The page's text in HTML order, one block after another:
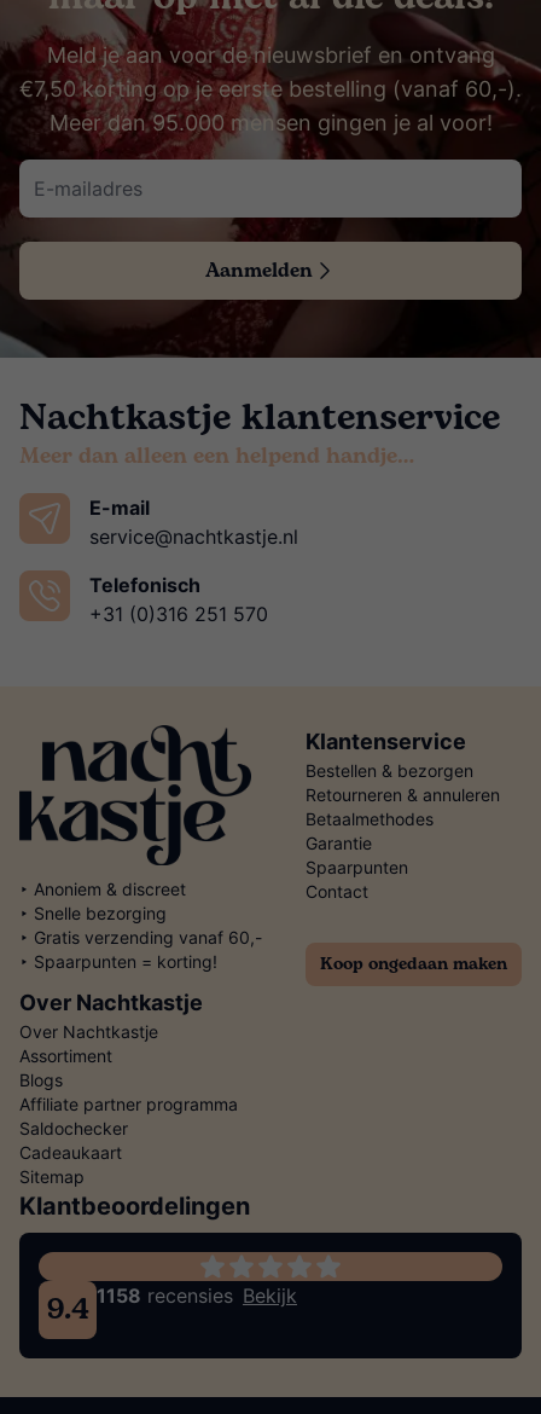
Meld je aan voor de nieuwsbrief en ontvang
€7,50 korting op je eerste bestelling (vanaf 60,-).
Meer dan 95.000 mensen gingen je al voor!
Aanmelden
Nachtkastje klantenservice
Meer dan alleen een helpend handje…
E-mail
service@nachtkastje.nl
Telefonisch
+31 (0)316 251 570
‣ Anoniem & discreet
‣ Snelle bezorging
‣ Gratis verzending vanaf 60,-
‣ Spaarpunten = korting!
Klantenservice
Bestellen & bezorgen
Retourneren & annuleren
Betaalmethodes
Garantie
Spaarpunten
Contact
Koop ongedaan maken
Over Nachtkastje
Over Nachtkastje
Assortiment
Blogs
Affiliate partner programma
Saldochecker
Cadeaukaart
Sitemap
Klantbeoordelingen
9.4 1158 recensies Bekijk